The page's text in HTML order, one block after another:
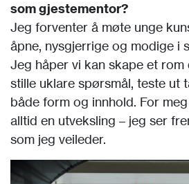
som gjestementor?
Jeg forventer å møte unge
åpne, nysgjerrige og modige i
Jeg håper vi kan skape et
stille uklare spørsmål, teste ut
både form og innhold. For
alltid en utveksling – jeg ser
som jeg veileder.